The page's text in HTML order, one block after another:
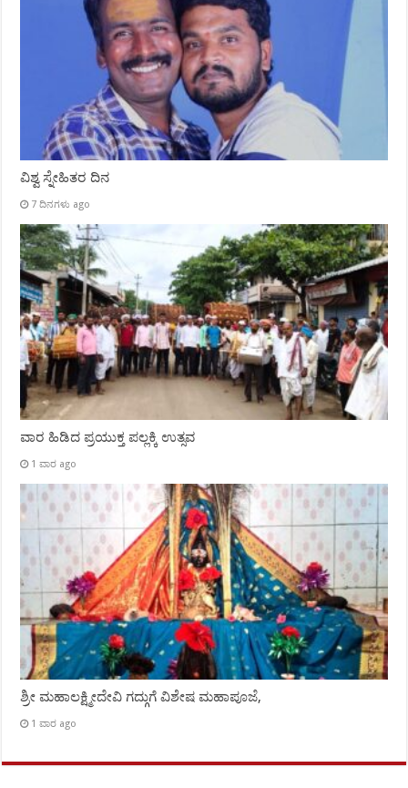
ವಿಶ್ವ ಸ್ನೇಹಿತರ ದಿನ
7 ದಿನಗಳು ago
ವಾರ ಹಿಡಿದ ಪ್ರಯುಕ್ತ ಪಲ್ಲಕ್ಕಿ ಉತ್ಸವ
1 ವಾರ ago
ಶ್ರೀ ಮಹಾಲಕ್ಷ್ಮೀದೇವಿ ಗದ್ಗುಗೆ ವಿಶೇಷ ಮಹಾಪೂಜೆ,
1 ವಾರ ago